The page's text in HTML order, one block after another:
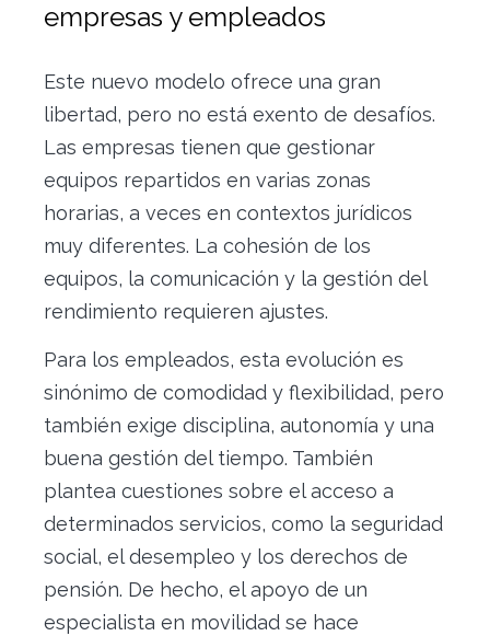
empresas y empleados
Este nuevo modelo ofrece una gran
libertad, pero no está exento de desafíos.
Las empresas tienen que gestionar
equipos repartidos en varias zonas
horarias, a veces en contextos jurídicos
muy diferentes. La cohesión de los
equipos, la comunicación y la gestión del
rendimiento requieren ajustes.
Para los empleados, esta evolución es
sinónimo de comodidad y flexibilidad, pero
también exige disciplina, autonomía y una
buena gestión del tiempo. También
plantea cuestiones sobre el acceso a
determinados servicios, como la seguridad
social, el desempleo y los derechos de
pensión. De hecho, el apoyo de un
especialista en movilidad se hace